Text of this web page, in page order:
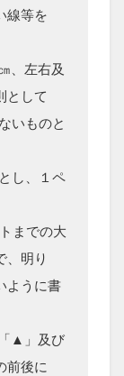
線等を
、左右及
として
いものと
し、１ペ
までの大
、明り
ように書
▲」及び
前後に